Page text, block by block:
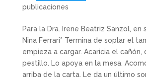
publicaciones
Para la Dra. Irene Beatriz Sanzol, en
Nina Ferrari* Termina de soplar el
empieza a cargar. Acaricia el cañón,
pestillo. Lo apoya en la mesa.
arriba de la carta. Le da un último